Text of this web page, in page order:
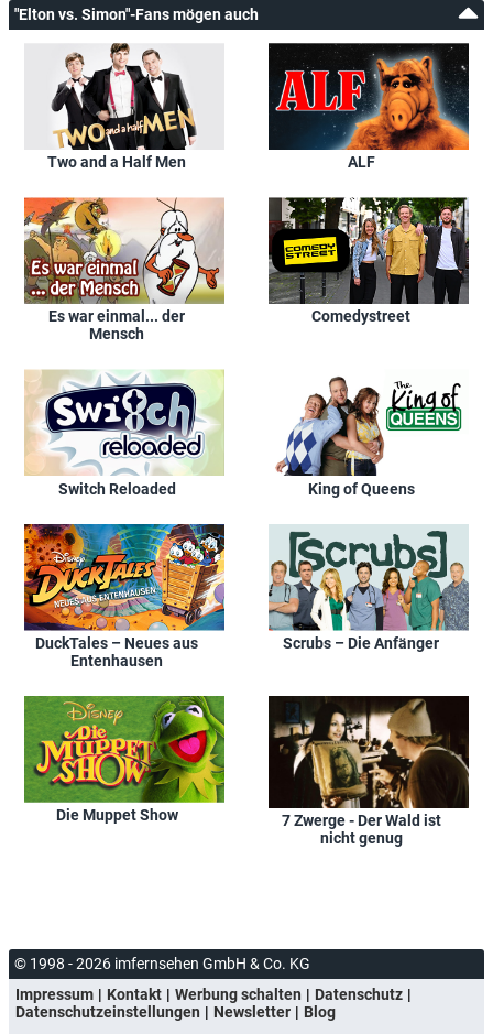
"Elton vs. Simon"-Fans mögen auch
Two and a Half Men ALF
Es war einmal... der
Mensch
Comedystreet
Switch Reloaded King of Queens
DuckTales – Neues aus
Entenhausen
Scrubs – Die Anfänger
Die Muppet Show
7 Zwerge - Der Wald ist
nicht genug
© 1998 - 2026 imfernsehen GmbH & Co. KG
Impressum
Kontakt Werbung schalten
Datenschutz
Datenschutzeinstellungen
Newsletter
Blog